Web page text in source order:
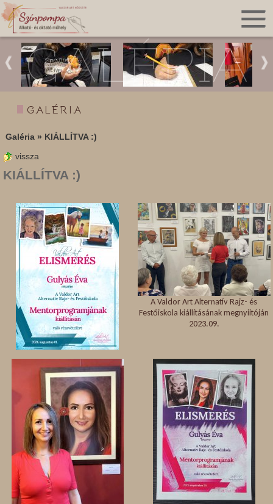
GALÉRIA
GALÉRIA
Galéria » KIÁLLÍTVA :)
vissza
KIÁLLÍTVA :)
A Valdor Art Alternatív Rajz- és
Festőiskola kiállításának megnyiitóján
2023.09.